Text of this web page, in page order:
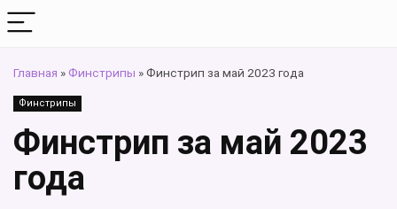
Главная » Финстрипы »Финстрип за май 2023 года
Финстрипы
Финстрип за май 2023
года